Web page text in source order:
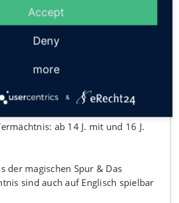
spielbar
der magischen Spur & Die
ab 14 J. mit und 16 J.
der magischen Spur & Das
sind auch auf Englisch spielbar
Accept
Deny
more
&